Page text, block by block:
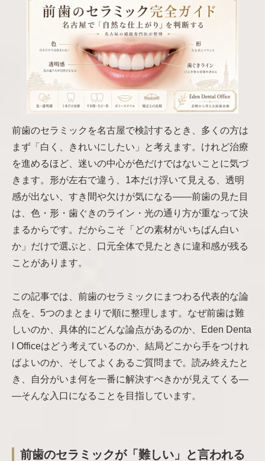
前歯のセラミックを名古屋で検討するとき、多くの方は
まず「白く、きれいにしたい」と考えます。けれど治療
を進めるほど、迷いの中心が色だけではないことに気づ
きます。形が左右で違う、1本だけ浮いて見える、透明
感が出ない、すき間や欠けが気になる――前歯の見た目
は、色・形・歯ぐきのライン・光の通り方が重なって決
まるからです。だからこそ「どの素材がいちばん白い
か」だけで選ぶと、口元全体で見たときに違和感が残る
ことがあります。
この記事では、前歯のセラミックにまつわる代表的な論
点を、5つのまとまりで順に整理します。なぜ前歯は難
しいのか、具体的にどんな論点があるのか、Eden Denta
l Officeはどう考えているのか、結局どこから手をつけれ
ばよいのか、そしてよくあるご質問まで。読み終えたと
き、自分がいま何を一番に解決すべきかが見えてくる―
―そんな入口になることを目指しています。
前歯のセラミックが「難しい」と言われる